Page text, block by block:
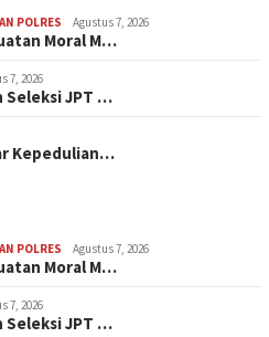
POLRES Agustus 7, 2026
Moral M…
7, 2026
Seleksi JPT …
Kepedulian…
POLRES Agustus 7, 2026
Moral M…
7, 2026
Seleksi JPT …